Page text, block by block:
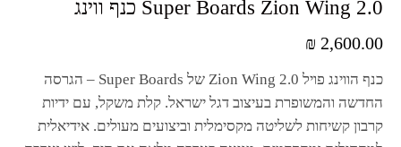
₪ 2,600.00
כנף הווינג פויל Zion Wing 2.0של Super Boards – הגרסה
החדשה והמשופרת בעיצוב דגל ישראל. קלת משקל, עם ידיות
קרבון קשיחות לשליטה מקסימלית וביצועים מעולים. אידיאלית